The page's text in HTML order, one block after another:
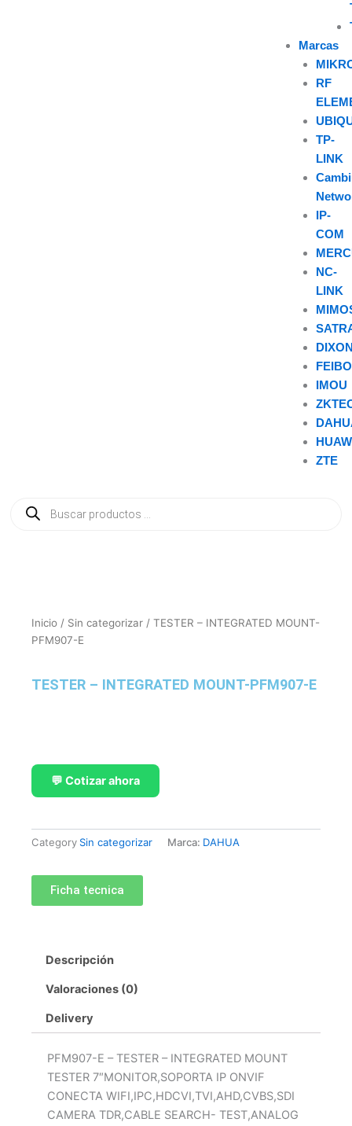
Marcas
RF
TP-
LINK
IP-
COM
NC-
LINK
IMOU
ZTE
Inicio / Sin categorizar / TESTER – INTEGRATED MOUNT-
PFM907-E
TESTER – INTEGRATED MOUNT-PFM907-E
💬 Cotizar ahora
Category Sin categorizar Marca: DAHUA
Ficha tecnica
Descripción
Valoraciones (0)
Delivery
PFM907-E – TESTER – INTEGRATED MOUNT
TESTER 7″MONITOR,SOPORTA IP ONVIF
CONECTA WIFI,IPC,HDCVI,TVI,AHD,CVBS,SDI
CAMERA TDR,CABLE SEARCH- TEST,ANALOG